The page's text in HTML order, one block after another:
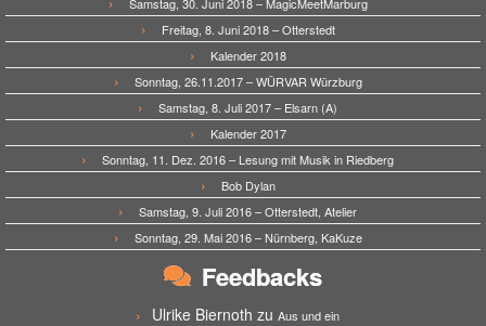
Freitag, 8. Juni 2018 – Otterstedt
Kalender 2018
Sonntag, 26.11.2017 – WÜRVAR Würzburg
Samstag, 8. Juli 2017 – Elsarn (A)
Kalender 2017
Sonntag, 11. Dez. 2016 – Lesung mit Musik in Riedberg
Bob Dylan
Samstag, 9. Juli 2016 – Otterstedt, Atelier
Sonntag, 29. Mai 2016 – Nürnberg, KaKuze
Feedbacks
Ulrike Biernoth zu Aus und ein